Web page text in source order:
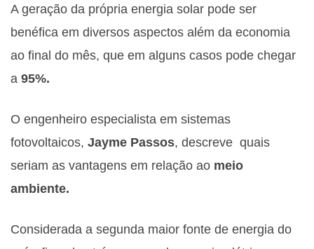
A geração da própria energia solar pode ser
benéfica em diversos aspectos além da economia
ao final do mês, que em alguns casos pode chegar
a 95%.
O engenheiro especialista em sistemas
fotovoltaicos, Jayme Passos, descreve quais
seriam as vantagens em relação ao meio
ambiente.
Considerada a segunda maior fonte de energia do